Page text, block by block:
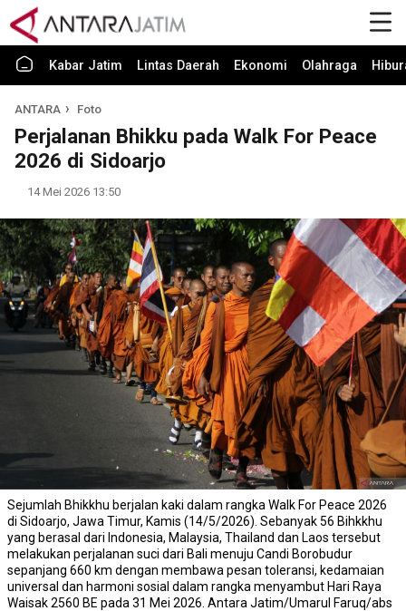
Kabar Jatim Lintas Daerah Ekonomi Olahraga
ANTARA Foto
Perjalanan Bhikku pada Walk For Peace
2026 di Sidoarjo
14 Mei 2026 13:50
Sejumlah Bhikkhu berjalan kaki dalam rangka Walk For Peace 2026
di Sidoarjo, Jawa Timur, Kamis (14/5/2026). Sebanyak 56 Bihkkhu
yang berasal dari Indonesia, Malaysia, Thailand dan Laos tersebut
melakukan perjalanan suci dari Bali menuju Candi Borobudur
sepanjang 660 km dengan membawa pesan toleransi, kedamaian
universal dan harmoni sosial dalam rangka menyambut Hari Raya
Waisak 2560 BE pada 31 Mei 2026. Antara Jatim/Umarul Faruq/abs